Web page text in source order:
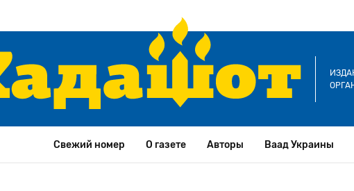
Свежий номер О газете Авторы Ваад Украины